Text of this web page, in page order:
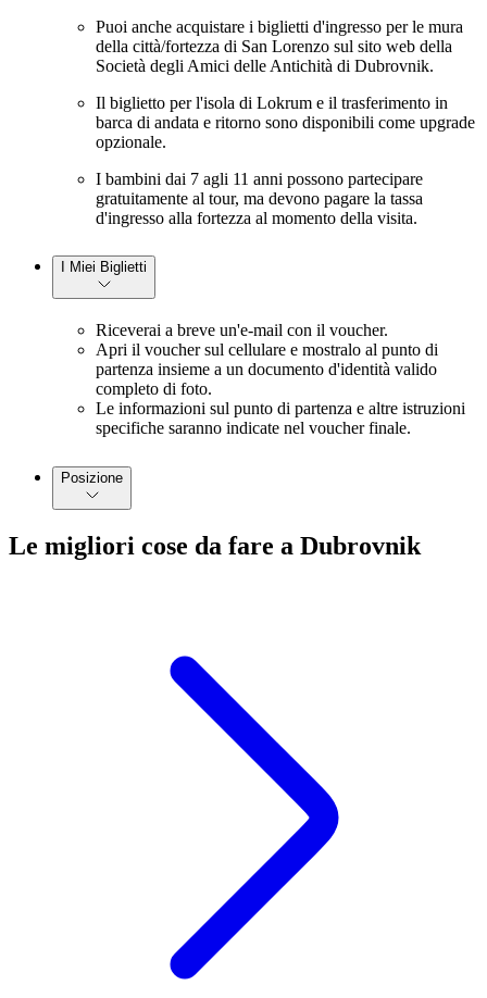
Puoi anche acquistare i biglietti d'ingresso per le mura
della città/fortezza di San Lorenzo sul sito web della
Società degli Amici delle Antichità di Dubrovnik.
Il biglietto per l'isola di Lokrum e il trasferimento in
barca di andata e ritorno sono disponibili come upgrade
opzionale.
I bambini dai 7 agli 11 anni possono partecipare
gratuitamente al tour, ma devono pagare la tassa
d'ingresso alla fortezza al momento della visita.
I Miei Biglietti
Riceverai a breve un'e-mail con il voucher.
Apri il voucher sul cellulare e mostralo al punto di
partenza insieme a un documento d'identità valido
completo di foto.
Le informazioni sul punto di partenza e altre istruzioni
specifiche saranno indicate nel voucher finale.
Posizione
Le migliori cose da fare a Dubrovnik